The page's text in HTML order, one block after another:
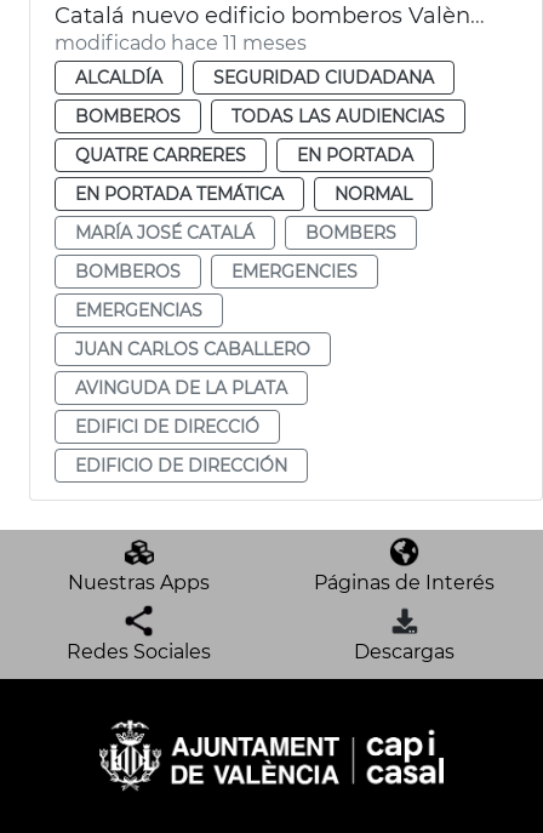
Catalá nuevo edificio bomberos València
modificado hace 11 meses
ALCALDÍA
SEGURIDAD CIUDADANA
BOMBEROS
TODAS LAS AUDIENCIAS
QUATRE CARRERES
EN PORTADA
EN PORTADA TEMÁTICA
NORMAL
MARÍA JOSÉ CATALÁ
BOMBERS
BOMBEROS
EMERGENCIES
EMERGENCIAS
JUAN CARLOS CABALLERO
AVINGUDA DE LA PLATA
EDIFICI DE DIRECCIÓ
EDIFICIO DE DIRECCIÓN
Nuestras Apps Páginas de Interés
Redes Sociales Descargas